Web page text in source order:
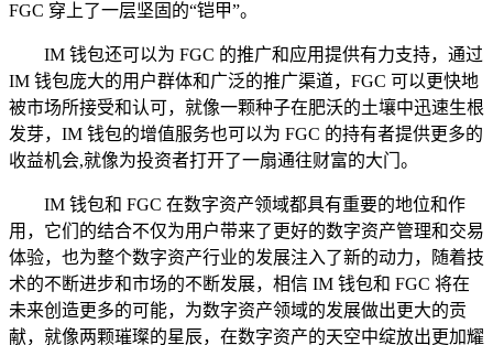
FGC 穿上了一层坚固的“铠甲”。
IM 钱包还可以为 FGC 的推广和应用提供有力支持，通过
IM 钱包庞大的用户群体和广泛的推广渠道，FGC 可以更快地
被市场所接受和认可，就像一颗种子在肥沃的土壤中迅速生根
发芽，IM 钱包的增值服务也可以为 FGC 的持有者提供更多的
收益机会,就像为投资者打开了一扇通往财富的大门。
IM 钱包和 FGC 在数字资产领域都具有重要的地位和作
用，它们的结合不仅为用户带来了更好的数字资产管理和交易
体验，也为整个数字资产行业的发展注入了新的动力，随着技
术的不断进步和市场的不断发展，相信 IM 钱包和 FGC 将在
未来创造更多的可能，为数字资产领域的发展做出更大的贡
献，就像两颗璀璨的星辰，在数字资产的天空中绽放出更加耀